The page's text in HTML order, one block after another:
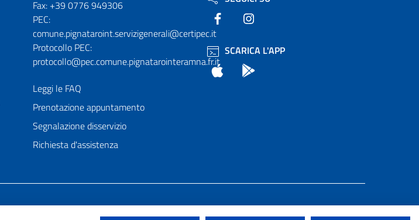
Fax: +39 0776 949306
PEC:
comune.pignataroint.servizigenerali@certipec.it
Protocollo PEC:
protocollo@pec.comune.pignatarointeramna.fr.it
Leggi le FAQ
Prenotazione appuntamento
Segnalazione disservizio
Richiesta d'assistenza
Facebook
SCARICA L'APP
App Store